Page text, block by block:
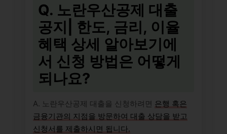
Q. 노란우산공제 대출
공지| 한도, 금리, 이율
혜택 상세 알아보기에
서 신청 방법은 어떻게
되나요?
A. 노란우산공제 대출을 신청하려면 은행 혹은
금융기관의 지점을 방문하여 대출 상담을 받고
신청서를 제출하시면 됩니다.